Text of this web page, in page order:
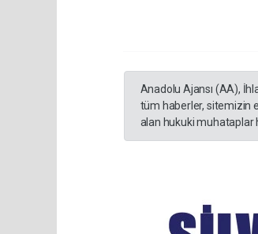
Anadolu Ajansı (AA),
tüm haberler, sitemizin
alan hukuki muhataplar